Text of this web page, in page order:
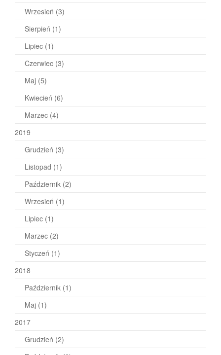
Wrzesień (3)
Sierpień (1)
Lipiec (1)
Czerwiec (3)
Maj (5)
Kwiecień (6)
Marzec (4)
2019
Grudzień (3)
Listopad (1)
Październik (2)
Wrzesień (1)
Lipiec (1)
Marzec (2)
Styczeń (1)
2018
Październik (1)
Maj (1)
2017
Grudzień (2)